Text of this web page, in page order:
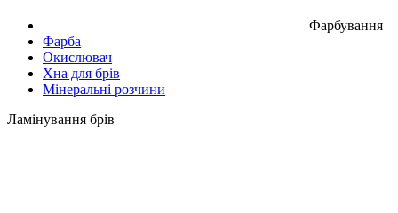
Фарбування
Фарба
Окислювач
Хна для брів
Мінеральні розчини
Ламінування брів